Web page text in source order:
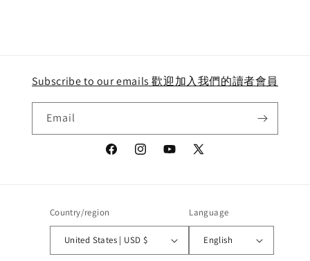
Subscribe to our emails 歡迎加入我們的讀者會員
Email
FacebookInstagramYouTube
X
Country/region
United States | USD $
Language
English